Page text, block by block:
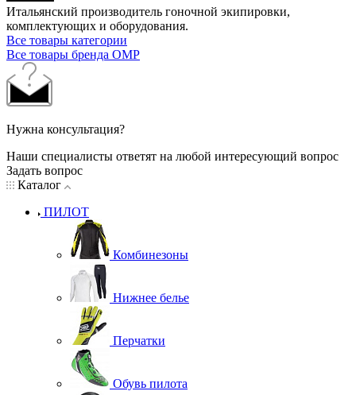
Итальянский производитель гоночной экипировки,
комплектующих и оборудования.
Все товары категории
Все товары бренда OMP
Нужна консультация?
Наши специалисты ответят на любой интересующий вопрос
Задать вопрос
Каталог
ПИЛОТ
Комбинезоны
Нижнее белье
Перчатки
Обувь пилота